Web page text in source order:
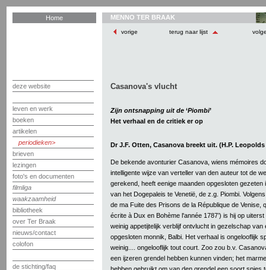
Home
deze website
leven en werk
boeken
artikelen
periodieken
brieven
lezingen
foto's en documenten
filmliga
waakzaamheid
bibliotheek
over Ter Braak
nieuws/contact
colofon
de stichting/faq
MENNO TER BRAAK
vorige terug naar lijst
Casanova's vlucht
Zijn ontsnapping uit de ‘Piombi’
Het verhaal en de critiek er op
Dr J.F. Otten, Casanova breekt uit. (H.P.
De bekende avonturier Casanova, wiens mémoires
intelligente wijze van verteller van den auteur tot de
gerekend, heeft eenige maanden opgesloten
van het Dogepaleis te Venetië, de z.g. Piombi.
de ma Fuite des Prisons de la République de Venise,
écrite à Dux en Bohème l'année 1787’) is hij op
weinig appetijtelijk verblijf ontvlucht in gezelschap van
opgesloten monnik, Balbi. Het verhaal is ongelooflijk
weinig.... ongelooflijk tout court. Zoo zou b.v.
een ijzeren grendel hebben kunnen vinden; het